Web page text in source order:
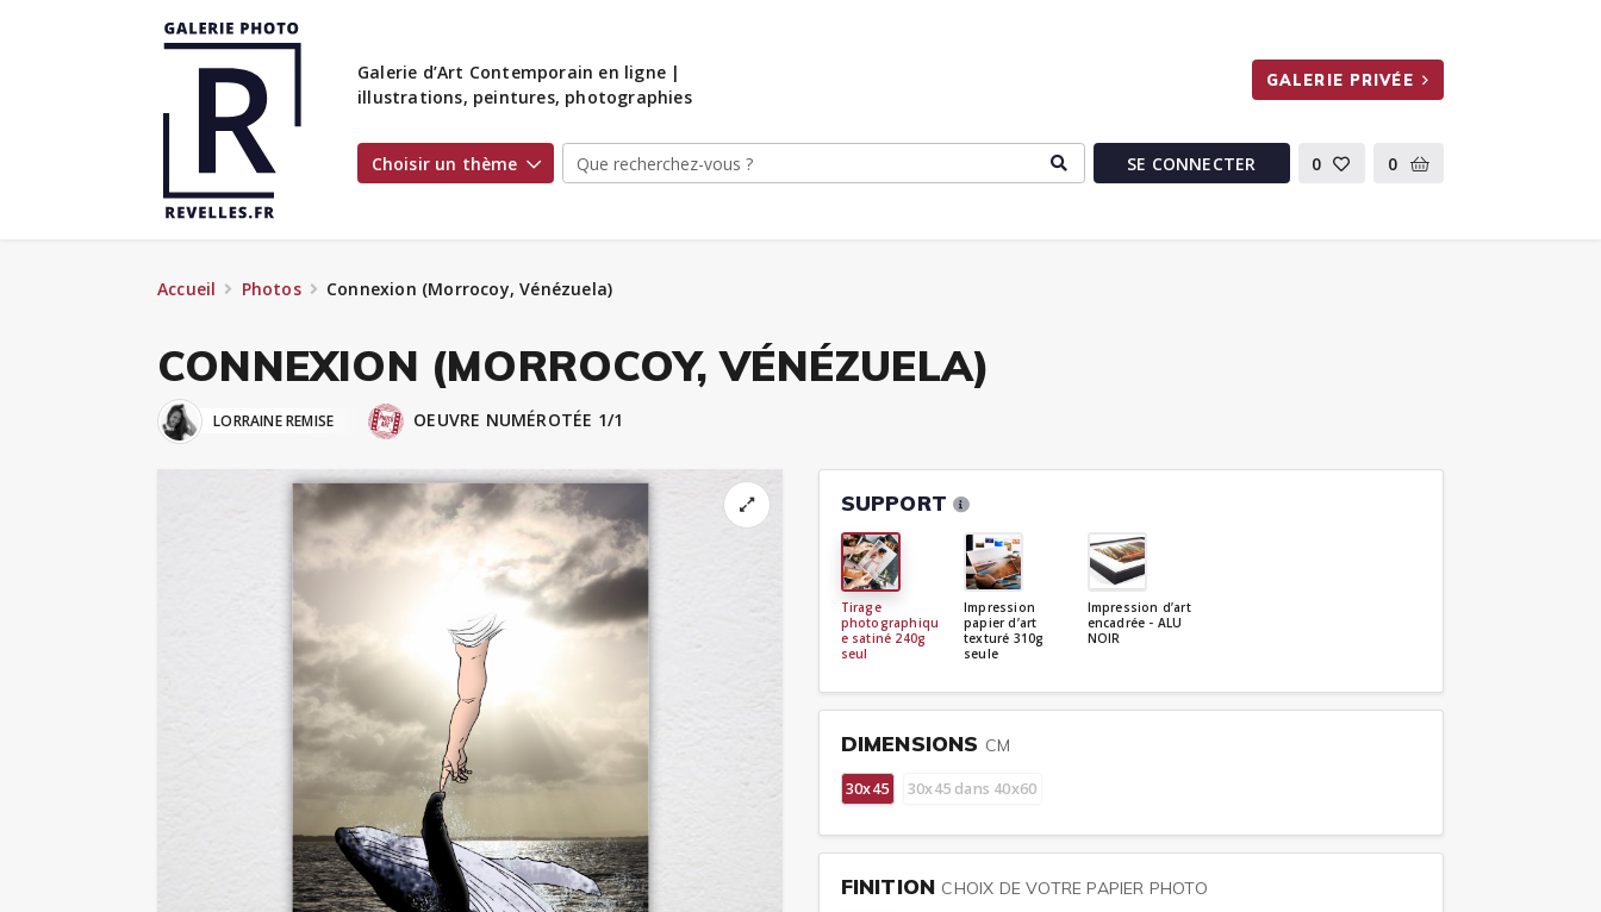
Galerie d’Art Contemporain en ligne |
illustrations, peintures, photographies
GALERIE PRIVÉE
Choisir un thème SE CONNECTER 0 0
Accueil Photos Connexion (Morrocoy, Vénézuela)
CONNEXION (MORROCOY, VÉNÉZUELA)
LORRAINE REMISE OEUVRE NUMÉROTÉE 1/1
SUPPORT
Tirage
photographiqu
e satiné 240g
seul
Impression
papier d’art
texturé 310g
seule
Impression d’art
encadrée - ALU
NOIR
DIMENSIONS CM
30x45 30x45 dans 40x60
FINITION CHOIX DE VOTRE PAPIER PHOTO